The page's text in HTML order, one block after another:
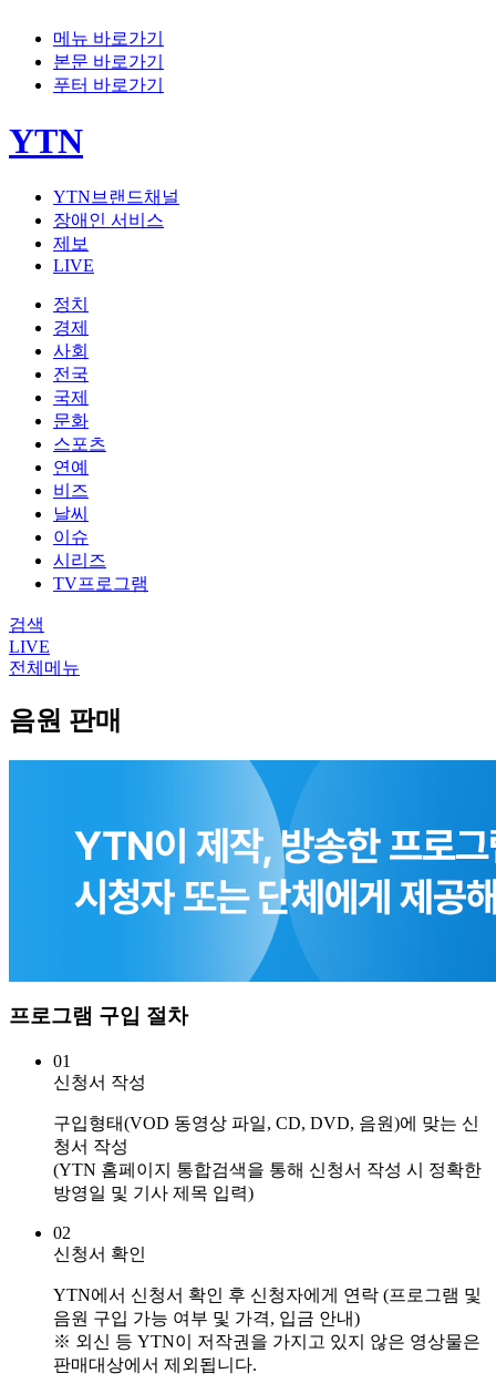
메뉴 바로가기
본문 바로가기
푸터 바로가기
YTN
YTN브랜드채널
장애인 서비스
제보
LIVE
정치
경제
사회
전국
국제
문화
스포츠
연예
비즈
날씨
이슈
시리즈
TV프로그램
검색
LIVE
전체메뉴
음원 판매
프로그램 구입 절차
01
신청서 작성
구입형태(VOD 동영상 파일, CD, DVD, 음원)에 맞는 신
청서 작성
(YTN 홈페이지 통합검색을 통해 신청서 작성 시 정확한
방영일 및 기사 제목 입력)
02
신청서 확인
YTN에서 신청서 확인 후 신청자에게 연락 (프로그램 및
음원 구입 가능 여부 및 가격, 입금 안내)
※ 외신 등 YTN이 저작권을 가지고 있지 않은 영상물은
판매대상에서 제외됩니다.